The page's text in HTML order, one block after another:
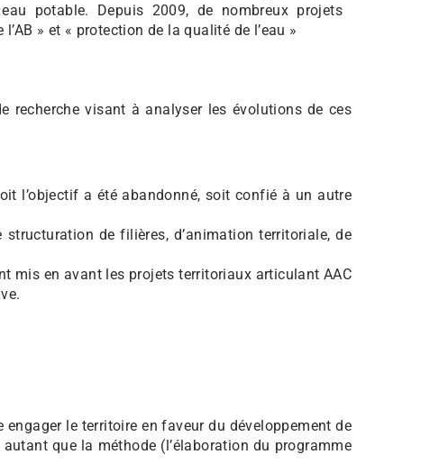
potable. Depuis 2009, de nombreux projets
» et « protection de la qualité de l’eau »
recherche visant à analyser les évolutions de ces
l’objectif a été abandonné, soit confié à un autre
de filières, d’animation territoriale, de
mis en avant les projets territoriaux articulant AAC
le territoire en faveur du développement de
que la méthode (l’élaboration du programme